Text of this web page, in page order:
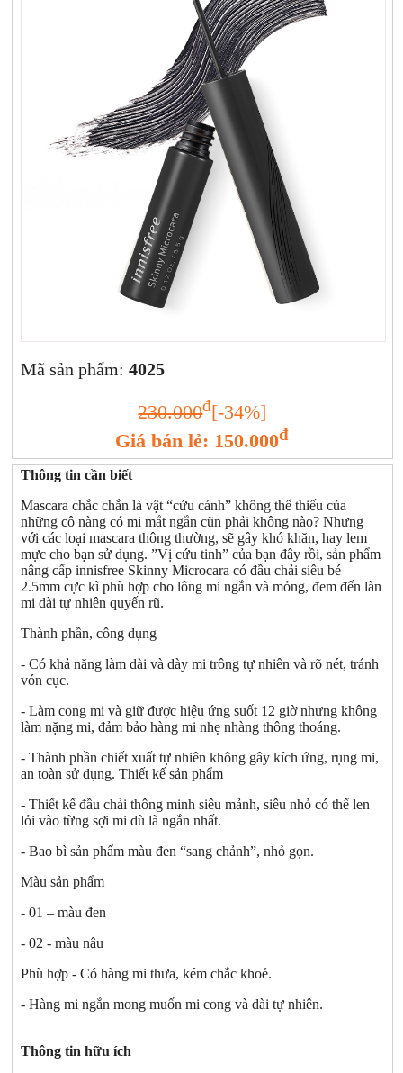
Sữa rửa mặt | Tẩy trang | Lột mụn
Nước hoa hồng | Toner
Sản phẩm trang điểm khác
Kit | Samples các loại
Cushion | BB cream | CC cream
Mã sản phẩm:4025
230.000đ[-34%]
Giá bán lẻ: 150.000đ
Thông tin cần biết
Mascara chắc chắn là vật “cứu cánh” không thể thiếu của
những cô nàng có mi mắt ngắn cũn phải không nào? Nhưng
với các loại mascara thông thường, sẽ gây khó khăn, hay lem
mực cho bạn sử dụng. ”Vị cứu tinh” của bạn đây rồi, sản phẩm
nâng cấp innisfree Skinny Microcara có đầu chải siêu bé
2.5mm cực kì phù hợp cho lông mi ngắn và mỏng, đem đến làn
mi dài tự nhiên quyến rũ.
Thành phần, công dụng
- Có khả năng làm dài và dày mi trông tự nhiên và rõ nét, tránh
vón cục.
- Làm cong mi và giữ được hiệu ứng suốt 12 giờ nhưng không
làm nặng mi, đảm bảo hàng mi nhẹ nhàng thông thoáng.
- Thành phần chiết xuất tự nhiên không gây kích ứng, rụng mi,
an toàn sử dụng. Thiết kế sản phẩm
- Thiết kế đầu chải thông minh siêu mảnh, siêu nhỏ có thể len
lỏi vào từng sợi mi dù là ngắn nhất.
- Bao bì sản phẩm màu đen “sang chảnh”, nhỏ gọn.
Màu sản phẩm
- 01 – màu đen
- 02 - màu nâu
Phù hợp - Có hàng mi thưa, kém chắc khoẻ.
- Hàng mi ngắn mong muốn mi cong và dài tự nhiên.
Thông tin hữu ích